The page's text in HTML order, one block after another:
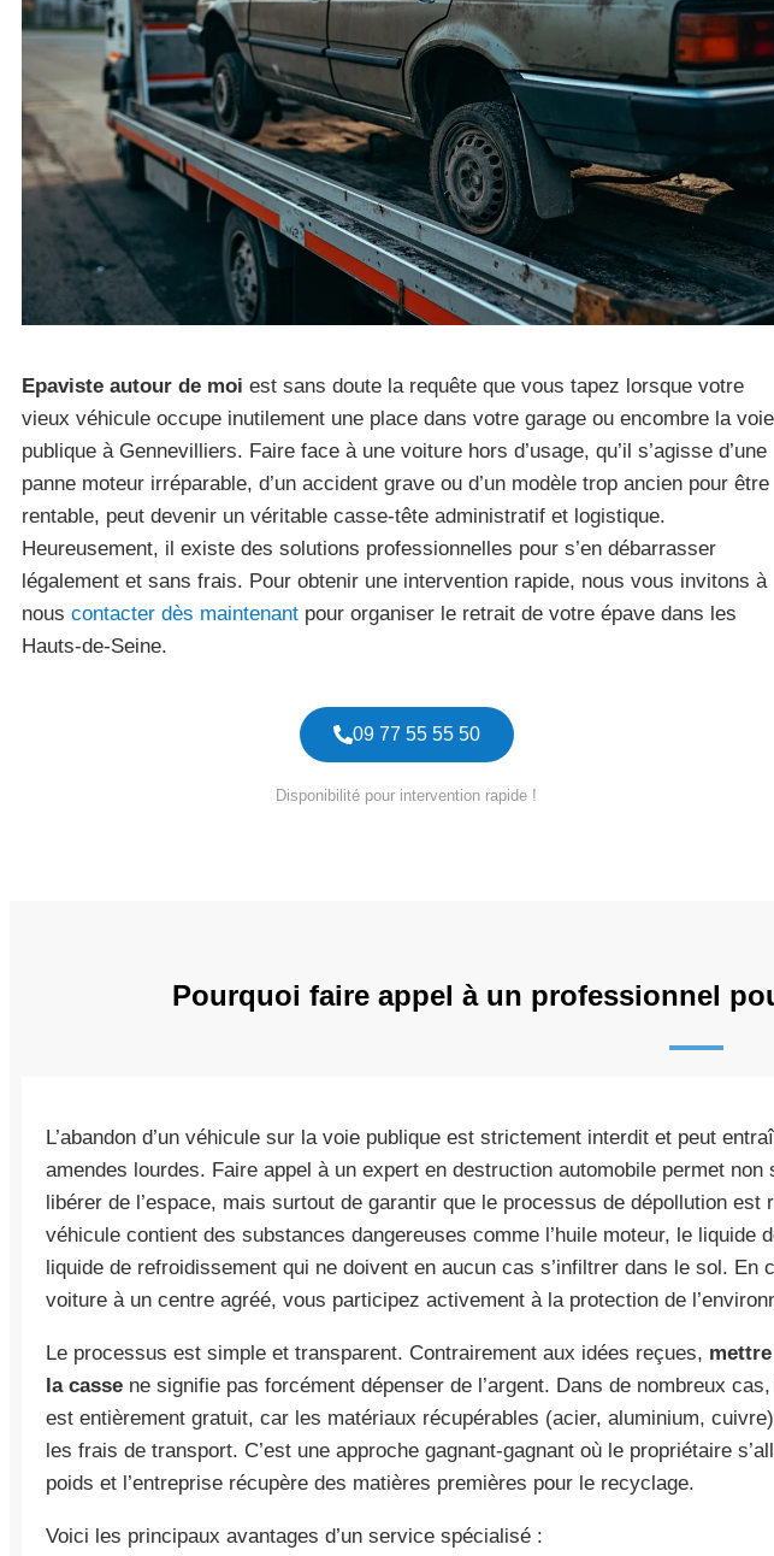
Epaviste autour de moi est sans doute la requête que vous tapez lorsque votre
vieux véhicule occupe inutilement une place dans votre garage ou encombre la voie
publique à Gennevilliers. Faire face à une voiture hors d’usage, qu’il s’agisse d’une
panne moteur irréparable, d’un accident grave ou d’un modèle trop ancien pour être
rentable, peut devenir un véritable casse-tête administratif et logistique.
Heureusement, il existe des solutions professionnelles pour s’en débarrasser
légalement et sans frais. Pour obtenir une intervention rapide, nous vous invitons à
nous contacter dès maintenant pour organiser le retrait de votre épave dans les
Hauts-de-Seine.
09 77 55 55 50
Disponibilité pour intervention rapide !
Pourquoi faire appel à un professionnel
L’abandon d’un véhicule sur la voie publique est strictement interdit et peut
amendes lourdes. Faire appel à un expert en destruction automobile permet non
libérer de l’espace, mais surtout de garantir que le processus de dépollution est
véhicule contient des substances dangereuses comme l’huile moteur, le liquide
liquide de refroidissement qui ne doivent en aucun cas s’infiltrer dans le sol. En
voiture à un centre agréé, vous participez activement à la protection de
Le processus est simple et transparent. Contrairement aux idées reçues,
la casse ne signifie pas forcément dépenser de l’argent. Dans de nombreux
est entièrement gratuit, car les matériaux récupérables (acier, aluminium,
les frais de transport. C’est une approche gagnant-gagnant où le propriétaire
poids et l’entreprise récupère des matières premières pour le recyclage.
Voici les principaux avantages d’un service spécialisé :